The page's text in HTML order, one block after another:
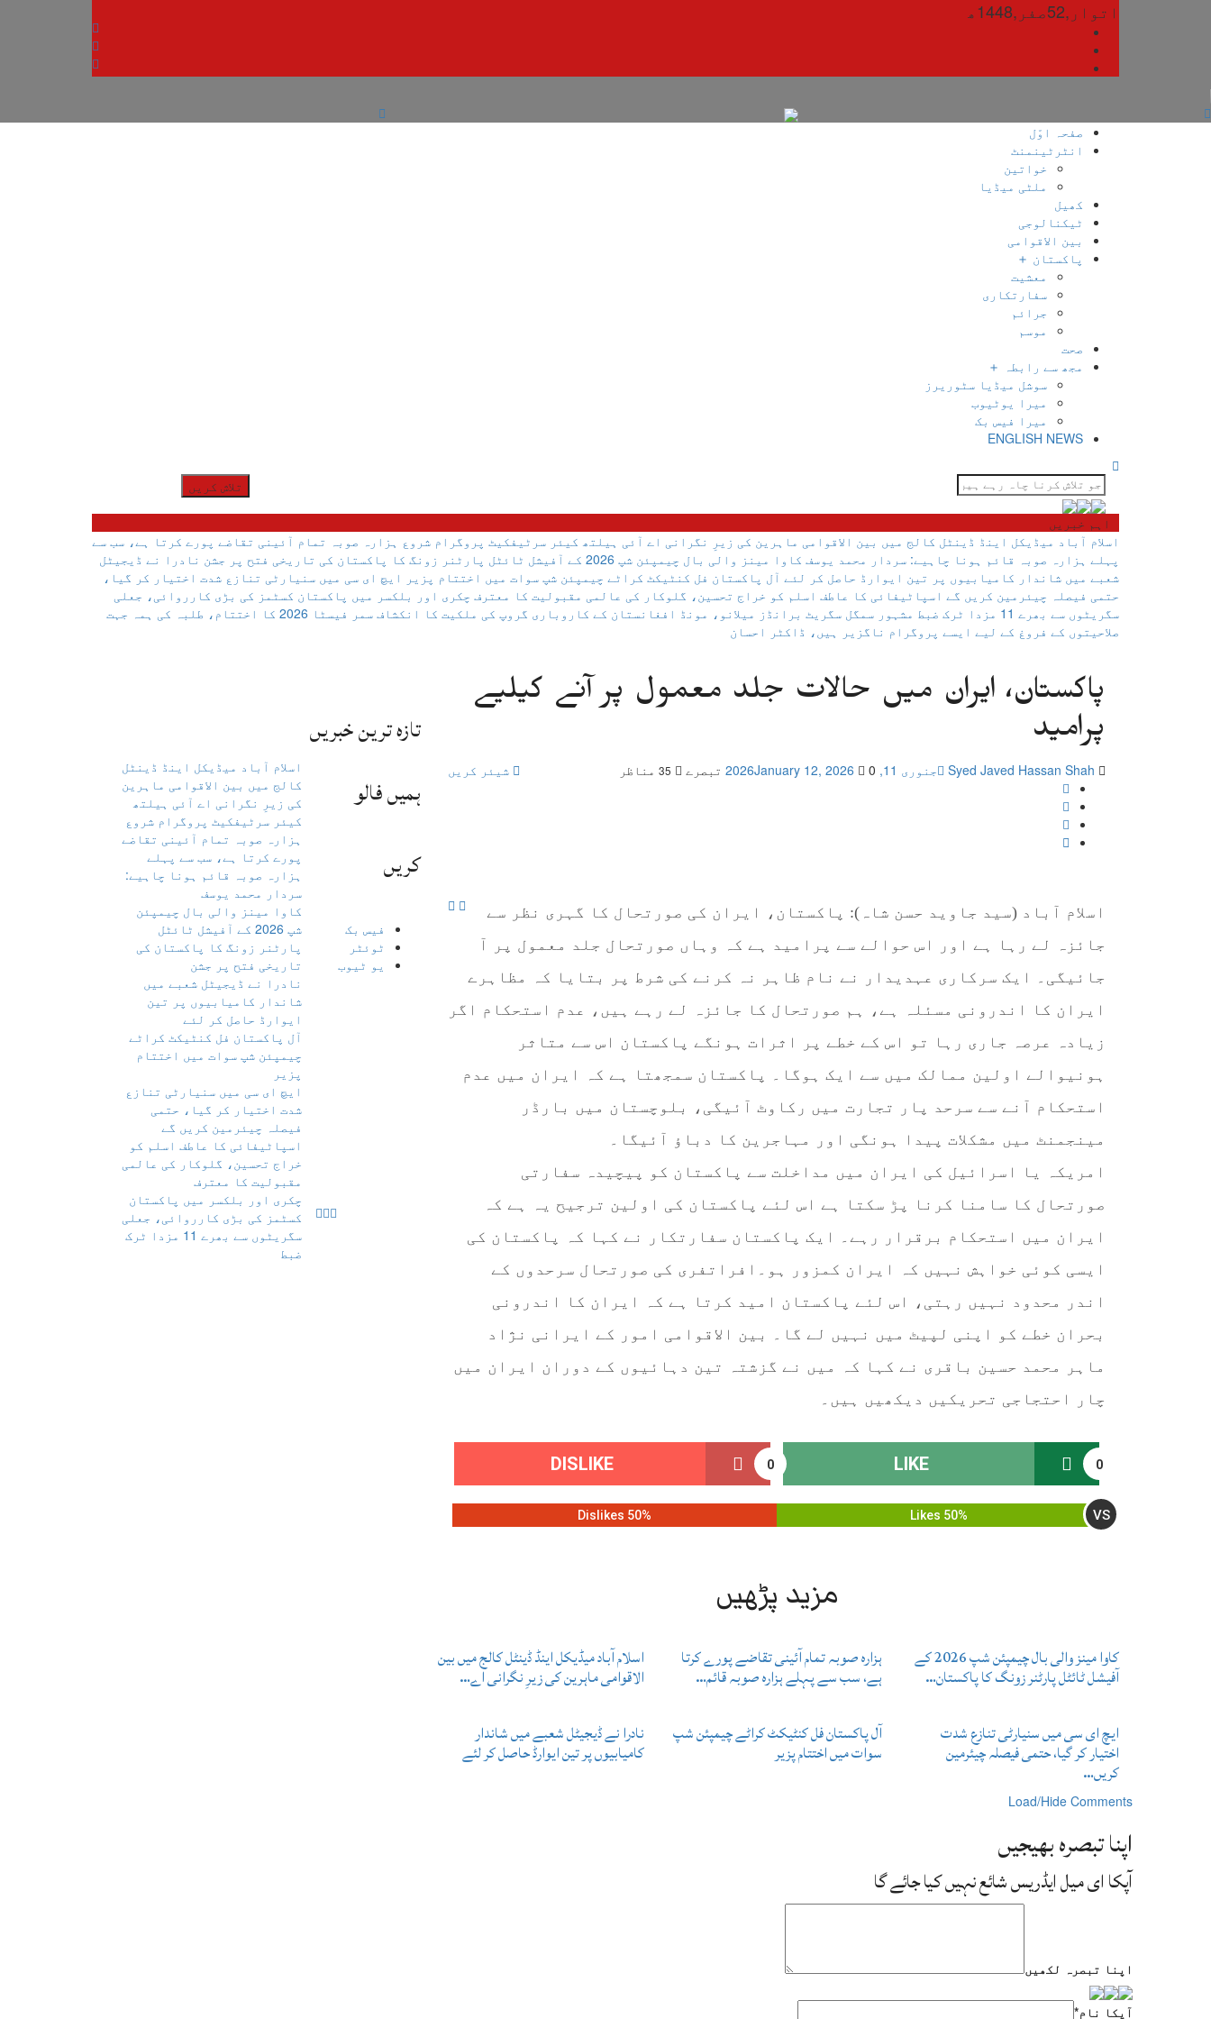
اتوار‬‮, 25صفر‬, 1448ھ
صفحہ اوّل
انٹرٹینمنٹ
خواتین
ملٹی میڈیا
کھیل
ٹیکنالوجی
بین الاقوامی
پاکستان ＋
معشیت
سفارتکاری
جرائم
موسم
صحت
مجھ سے رابطہ ＋
سوشل میڈیا سٹوریرز
میرا یوٹیوب
میرا فیس بک
ENGLISH NEWS
تلاش
کرنا
چاہ
رہے
ہیں
یہاں
لکھیں
اہم خبریں
اسلام آباد میڈیکل اینڈ ڈینٹل کالج میں بین الاقوامی ماہرین کی زیرِ نگرانی اے آئی ہیلتھ کیئر سرٹیفکیٹ پروگرام شروع ہزارہ صوبہ تمام آئینی تقاضے پورے کرتا ہے، سب سے
پہلے ہزارہ صوبہ قائم ہونا چاہیے: سردار محمد یوسف کاوا مینز والی بال چیمپئن شپ 2026 کے آفیشل ٹائٹل پارٹنر زونگ کا پاکستان کی تاریخی فتح پر جشن
نادرا نے ڈیجیٹل
شعبے میں شاندار کامیابیوں پر تین ایوارڈ حاصل کر لئے آل پاکستان فل کنٹیکٹ کراٹے چیمپئن شپ سوات میں اختتام پزیر ایچ ای سی میں سنیارٹی تنازع شدت اختیار کر گیا،
حتمی فیصلہ چیئرمین کریں گے اسپاٹیفائی کا عاطف اسلم کو خراج تحسین، گلوکار کی عالمی مقبولیت کا معترف چکری اور بلکسر میں پاکستان کسٹمز کی بڑی کارروائی، جعلی
سگریٹوں سے بھرے 11 مزدا ٹرک ضبط
مشہور سمگل سگریٹ برانڈز میلانو، مونڈ افغانستان کے کاروباری گروپ کی ملکیت کا انکشاف
سمر فیسٹا 2026 کا اختتام، طلبہ کی ہمہ جہت
صلاحیتوں کے فروغ کے لیے ایسے پروگرام ناگزیر ہیں، ڈاکٹر احسان
تازہ ترین خبریں
اسلام آباد میڈیکل اینڈ ڈینٹل
کالج میں بین الاقوامی ماہرین
کی زیرِ نگرانی اے آئی ہیلتھ
کیئر سرٹیفکیٹ پروگرام شروع
ہزارہ صوبہ تمام آئینی تقاضے
پورے کرتا ہے، سب سے پہلے
ہزارہ صوبہ قائم ہونا چاہیے:
سردار محمد یوسف
کاوا مینز والی بال چیمپئن
شپ 2026 کے آفیشل ٹائٹل
پارٹنر زونگ کا پاکستان کی
تاریخی فتح پر جشن
نادرا نے ڈیجیٹل شعبے میں
شاندار کامیابیوں پر تین
ایوارڈ حاصل کر لئے
آل پاکستان فل کنٹیکٹ کراٹے
چیمپئن شپ سوات میں اختتام
پزیر
ایچ ای سی میں سنیارٹی تنازع
شدت اختیار کر گیا، حتمی
فیصلہ چیئرمین کریں گے
اسپاٹیفائی کا عاطف اسلم کو
خراج تحسین، گلوکار کی عالمی
مقبولیت کا معترف
چکری اور بلکسر میں پاکستان
کسٹمز کی بڑی کارروائی، جعلی
سگریٹوں سے بھرے 11 مزدا ٹرک
ضبط
ہمیں فالو
کریں
فیس بک
ٹوئٹر
یو ٹیوب
پاکستان، ایران میں حالات جلد معمول پر آنے کیلیے
پرامید
شیئر کریں Syed Javed Hassan Shah جنوری 11, 2026 January 12, 2026 0 تبصرے 35 مناظر
اسلام آباد (سید جاوید حسن شاہ): پاکستان، ایران کی صورتحال کا گہری نظر سے
جائزہ لے رہا ہے اور اس حوالے سے پرامید ہے کہ وہاں صورتحال جلد معمول پر آ
جائیگی۔ ایک سرکاری عہدیدار نے نام ظاہر نہ کرنے کی شرط پر بتایا کہ مظاہرے
ایران کا اندرونی مسئلہ ہے، ہم صورتحال کا جائزہ لے رہے ہیں، عدم استحکام اگر
زیادہ عرصہ جاری رہا تو اس کے خطے پر اثرات ہونگے پاکستان اس سے متاثر
ہونیوالے اولین ممالک میں سے ایک ہوگا۔ پاکستان سمجھتا ہے کہ ایران میں عدم
استحکام آنے سے سرحد پار تجارت میں رکاوٹ آئیگی، بلوچستان میں بارڈر
مینجمنٹ میں مشکلات پیدا ہونگی اور مہاجرین کا دباؤ آئیگا۔
امریکہ یا اسرائیل کی ایران میں مداخلت سے پاکستان کو پیچیدہ سفارتی
صورتحال کا سامنا کرنا پڑ سکتا ہے اس لئے پاکستان کی اولین ترجیح یہ ہے کہ
ایران میں استحکام برقرار رہے۔ ایک پاکستان سفارتکار نے کہا کہ پاکستان کی
ایسی کوئی خواہش نہیں کہ ایران کمزور ہو۔افراتفری کی صورتحال سرحدوں کے
اندر محدود نہیں رہتی، اس لئے پاکستان امید کرتا ہے کہ ایران کا اندرونی
بحران خطے کو اپنی لپیٹ میں نہیں لے گا۔ بین الاقوامی امور کے ایرانی نژاد
ماہر محمد حسین باقری نے کہا کہ میں نے گزشتہ تین دہائیوں کے دوران ایران میں
چار احتجاجی تحریکیں دیکھیں ہیں۔
0
LIKE
0
DISLIKE
50% Likes VS
50% Dislikes
مزید پڑھیں
اسلام آباد میڈیکل اینڈ ڈینٹل کالج میں بین
الاقوامی ماہرین کی زیرِ نگرانی اے…
ہزارہ صوبہ تمام آئینی تقاضے پورے کرتا
ہے، سب سے پہلے ہزارہ صوبہ قائم…
کاوا مینز والی بال چیمپئن شپ 2026 کے
آفیشل ٹائٹل پارٹنر زونگ کا پاکستان…
نادرا نے ڈیجیٹل شعبے میں شاندار
کامیابیوں پر تین ایوارڈ حاصل کر لئے
آل پاکستان فل کنٹیکٹ کراٹے چیمپئن شپ
سوات میں اختتام پزیر
ایچ ای سی میں سنیارٹی تنازع شدت
اختیار کر گیا، حتمی فیصلہ چیئرمین
کریں…
Load/Hide Comments
اپنا تبصرہ بھیجیں
آپکا ای میل ایڈریس شائع نہیں کیا جائے گا
اپنا تبصرہ لکھیں
آپکا نام*